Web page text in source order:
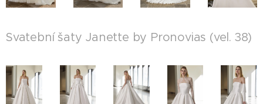
Svatební šaty Janette by Pronovias (vel. 38)